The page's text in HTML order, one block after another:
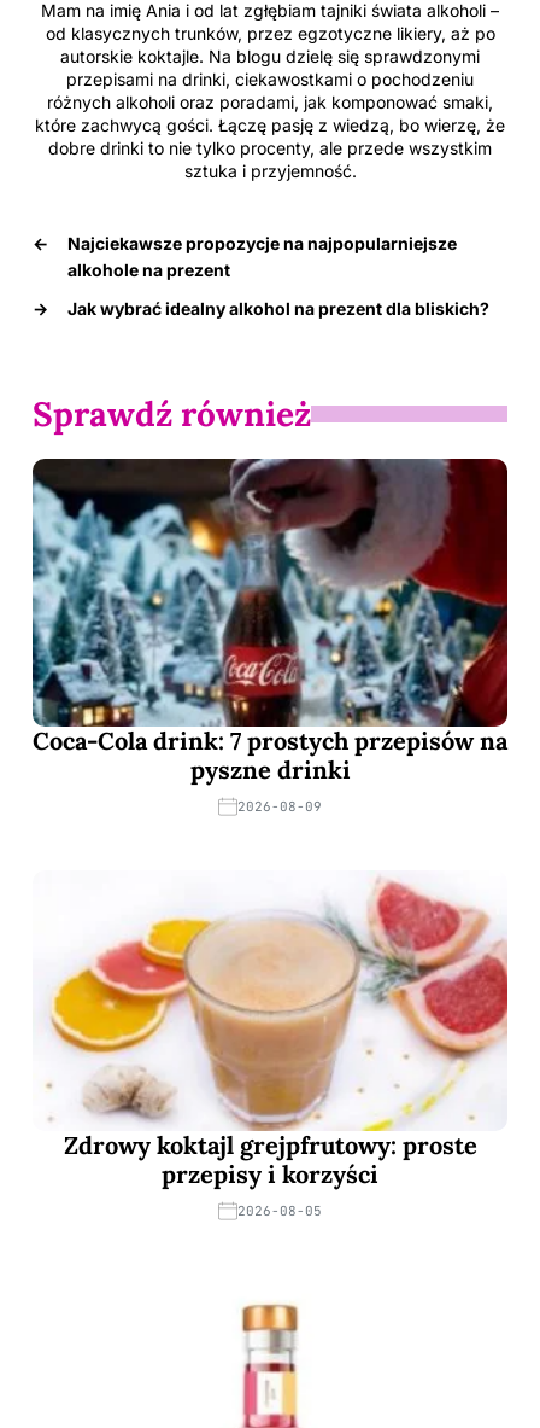
Mam na imię Ania i od lat zgłębiam tajniki świata alkoholi –
od klasycznych trunków, przez egzotyczne likiery, aż po
autorskie koktajle. Na blogu dzielę się sprawdzonymi
przepisami na drinki, ciekawostkami o pochodzeniu
różnych alkoholi oraz poradami, jak komponować smaki,
które zachwycą gości. Łączę pasję z wiedzą, bo wierzę, że
dobre drinki to nie tylko procenty, ale przede wszystkim
sztuka i przyjemność.
←
Najciekawsze propozycje na najpopularniejsze
alkohole na prezent
→
Jak wybrać idealny alkohol na prezent dla bliskich?
Sprawdź również
Coca-Cola drink: 7 prostych przepisów na
pyszne drinki
2026-08-09
Zdrowy koktajl grejpfrutowy: proste
przepisy i korzyści
2026-08-05